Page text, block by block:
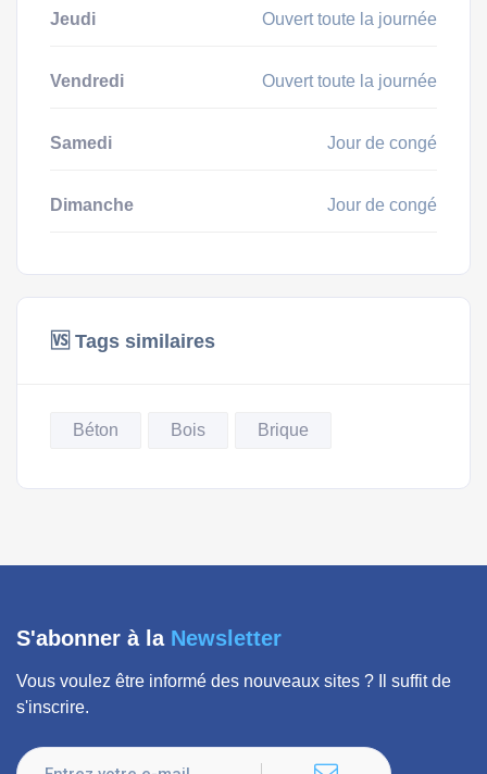
Jeudi Ouvert toute la journée
Vendredi Ouvert toute la journée
Samedi Jour de congé
Dimanche Jour de congé
🆚 Tags similaires
Béton Bois Brique
S'abonner à la Newsletter
Vous voulez être informé des nouveaux sites ? Il suffit de
s'inscrire.